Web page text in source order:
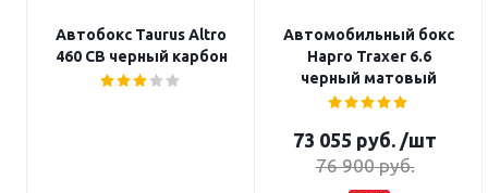
Автобокс Taurus Altro
460 CB черный карбон
Автомобильный бокс
Hapro Traxer 6.6
черный матовый
73 055 руб. /шт
76 900руб.